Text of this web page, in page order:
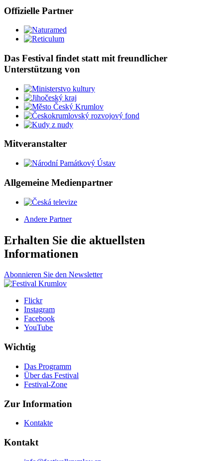
Offizielle Partner
Das Festival findet statt mit freundlicher
Unterstützung von
Mitveranstalter
Allgemeine Medienpartner
Andere Partner
Erhalten Sie die aktuellsten
Informationen
Abonnieren Sie den Newsletter
Flickr
Instagram
Facebook
YouTube
Wichtig
Das Programm
Über das Festival
Festival-Zone
Zur Information
Kontakte
Kontakt